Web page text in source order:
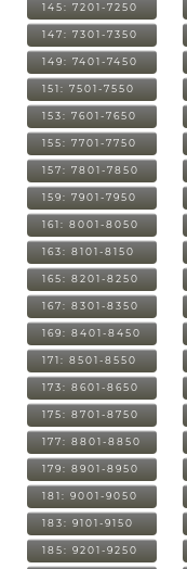
145: 7201-7250
147: 7301-7350
149: 7401-7450
151: 7501-7550
153: 7601-7650
155: 7701-7750
157: 7801-7850
159: 7901-7950
161: 8001-8050
163: 8101-8150
165: 8201-8250
167: 8301-8350
169: 8401-8450
171: 8501-8550
173: 8601-8650
175: 8701-8750
177: 8801-8850
179: 8901-8950
181: 9001-9050
183: 9101-9150
185: 9201-9250